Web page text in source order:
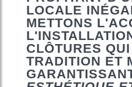
LOCALE
METTONS
CLÔTURES
TRADITION ET